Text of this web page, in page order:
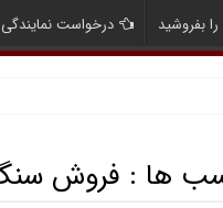
بفروشید درخواست نمایندگی
ها : فروش